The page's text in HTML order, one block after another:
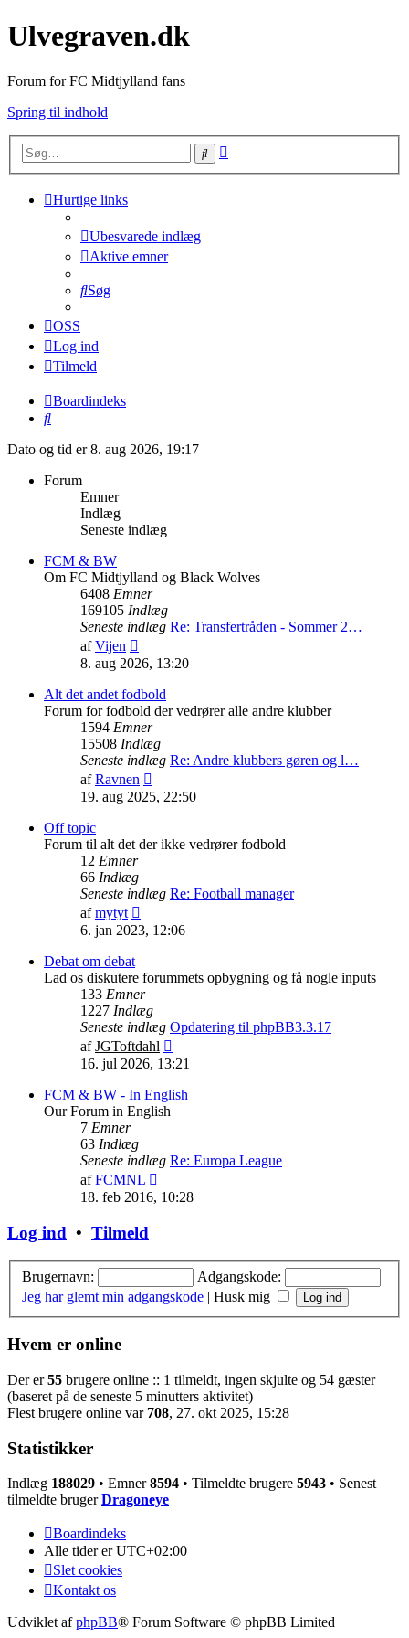
Ulvegraven.dk
Forum for FC Midtjylland fans
Spring til indhold
Søg
Hurtige links
Ubesvarede indlæg
Aktive emner
Søg
OSS
Log ind
Tilmeld
Boardindeks
Søg
Dato og tid er 8. aug 2026, 19:17
Forum
Emner
Indlæg
Seneste indlæg
FCM & BW
Om FC Midtjylland og Black Wolves
6408 Emner
169105 Indlæg
Seneste indlæg Re: Transfertråden - Sommer 2…
afVijen
det
indlæg
8. aug 2026, 13:20
Alt det andet fodbold
Forum for fodbold der vedrører alle andre klubber
1594 Emner
15508 Indlæg
Seneste indlæg Re: Andre klubbers gøren og l…
afRavnen
det
19. aug 2025, 22:50
Off topic
Forum til alt det der ikke vedrører fodbold
12 Emner
66 Indlæg
Seneste indlæg Re: Football manager
afmytyt
det
6. jan 2023, 12:06
Debat om debat
Lad os diskutere forummets opbygning og få nogle inputs
133 Emner
1227 Indlæg
Seneste indlæg Opdatering til phpBB3.3.17
afJGToftdahl
det
indlæg
16. jul 2026, 13:21
FCM & BW - In English
Our Forum in English
7 Emner
63 Indlæg
Seneste indlæg Re: Europa League
afFCMNL
det
18. feb 2016, 10:28
Log ind • Tilmeld
Brugernavn:
Adgangskode:
Jeg har glemt min adgangskode | Husk mig
Hvem er online
Der er55 brugere online :: 1 tilmeldt, ingen skjulte og 54 gæster
(baseret på de seneste 5 minutters aktivitet)
Flest brugere online var 708, 27. okt 2025, 15:28
Statistikker
Indlæg 188029 • Emner8594 • Tilmeldte brugere 5943 • Senest
tilmeldte brugerDragoneye
Boardindeks
Alle tider erUTC+02:00
Slet cookies
Kontakt os
Udviklet afphpBB® Forum Software © phpBB Limited